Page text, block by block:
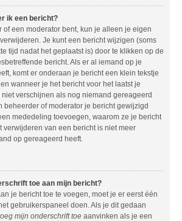
ik een bericht?
of een moderator bent, kun je alleen je eigen
Je kunt een bericht wijzigen (soms
tijd nadat het geplaatst is) door te klikken op de
bericht. Als er al iemand op je
komt er onderaan je bericht een klein tekstje
wanneer je het bericht voor het laatst je
verschijnen als nog niemand gereageerd
beheerder of moderator je bericht gewijzigd
mededeling toevoegen, waarom ze je bericht
verwijderen van een bericht is niet meer
op gereageerd heeft.
toe aan mijn bericht?
je bericht toe te voegen, moet je er eerst één
gebruikerspaneel doen. Als je dit gedaan
mijn onderschrift toe aanvinken als je een